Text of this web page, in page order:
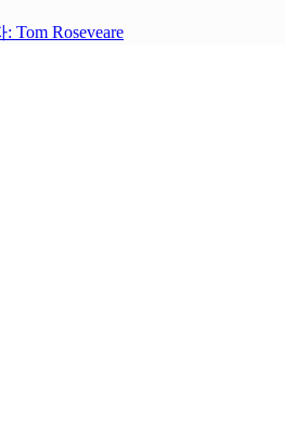
Tom Roseveare
and
material. 210-260 lab questions